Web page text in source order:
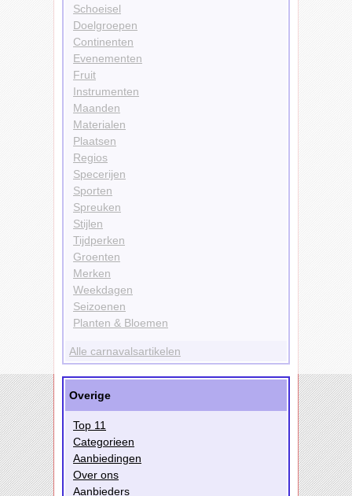
Schoeisel
Doelgroepen
Continenten
Evenementen
Fruit
Instrumenten
Maanden
Materialen
Plaatsen
Regios
Specerijen
Sporten
Spreuken
Stijlen
Tijdperken
Groenten
Merken
Weekdagen
Seizoenen
Planten & Bloemen
Alle carnavalsartikelen
Overige
Top 11
Categorieen
Aanbiedingen
Over ons
Aanbieders